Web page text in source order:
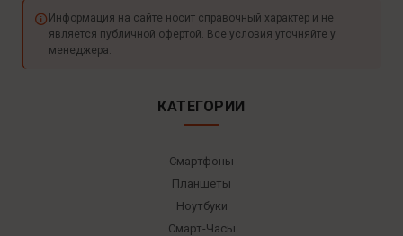
Информация на сайте носит справочный характер и не
является публичной офертой. Все условия уточняйте у
менеджера.
КАТЕГОРИИ
Смартфоны
Планшеты
Ноутбуки
Смарт-Часы